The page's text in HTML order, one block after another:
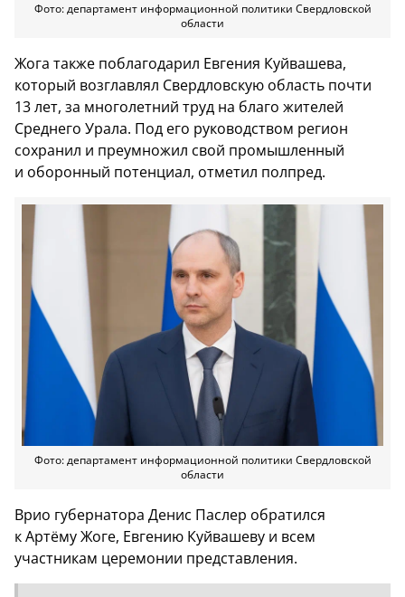
Фото: департамент информационной политики Свердловской
области
Жога также поблагодарил Евгения Куйвашева,
который возглавлял Свердловскую область почти
13 лет, за многолетний труд на благо жителей
Среднего Урала. Под его руководством регион
сохранил и преумножил свой промышленный
и оборонный потенциал, отметил полпред.
Фото: департамент информационной политики Свердловской
области
Врио губернатора Денис Паслер обратился
к Артёму Жоге, Евгению Куйвашеву и всем
участникам церемонии представления.